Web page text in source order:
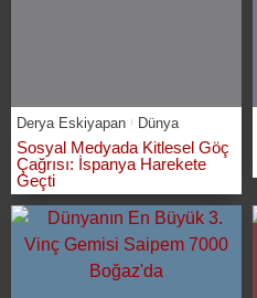
Derya Eskiyapan Dünya
Sosyal Medyada Kitlesel Göç
Çağrısı: İspanya Harekete
Geçti